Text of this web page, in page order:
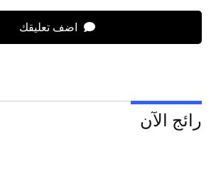
اضف تعليقك
رائج الآن